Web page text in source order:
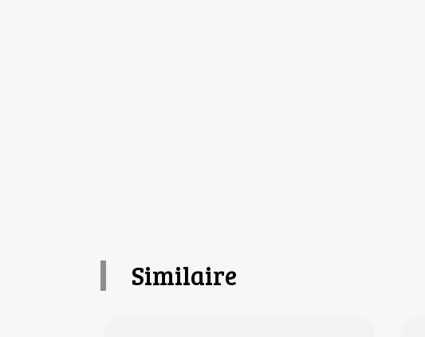
Similaire